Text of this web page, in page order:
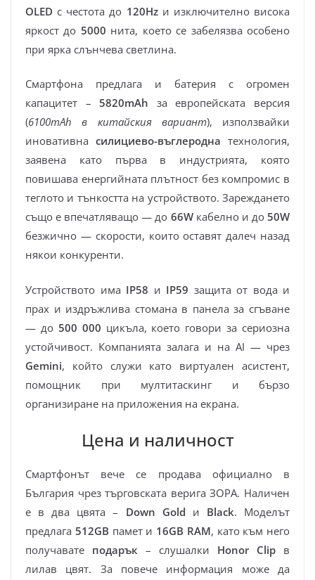
OLEDс честота до 120Hz и изключително висока
яркост до 5000 нита, което се забелязва особено
при ярка слънчева светлина.
Смартфона предлага и батерия с огромен
капацитет –5820mAh за европейската версия
(6100mAh в китайския вариант), използвайки
иновативна силициево-въглеродна технология,
заявена като първа в индустрията, която
повишава енергийната плътност без компромис в
теглото и тънкостта на устройството. Зареждането
също е впечатляващо — до 66Wкабелно и до50W
безжично — скорости, които оставят далеч назад
някои конкуренти.
Устройството има IP58 и IP59 защита от вода и
прах и издръжлива стомана в панела за сгъване
— до500 000 цикъла, което говори за сериозна
устойчивост. Компанията залага и на AI — чрез
Gemini, който служи като виртуален асистент,
помощник при мултитаскинг и бързо
организиране на приложения на екрана.
Цена и наличност
Смартфонът вече се продава официално в
България чрез търговската верига ЗОРА. Наличен
е в два цвята – Down Gold и Black. Моделът
предлага 512GB памет и 16GB RAM, като към него
получавате подарък – слушалки Honor Clip в
лилав цвят. За повече информация може да